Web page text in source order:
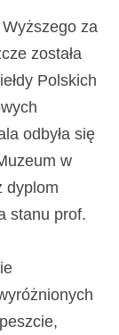
za
została
Polskich
odbyła się
w
dyplom
stanu prof.